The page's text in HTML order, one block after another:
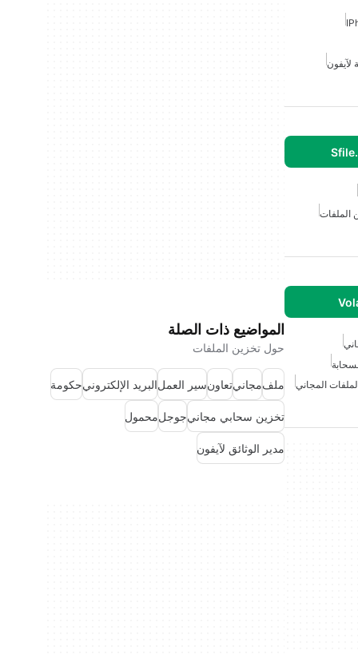
لآيفون
الملفات
المجاني
المواضيع ذات الصلة
حول تخزين الملفات
ملفمجانيتعاونسير العملالبريد الإلكترونيحكومة
تخزين سحابي مجانيجوجلمحمول
مدير الوثائق لآيفون